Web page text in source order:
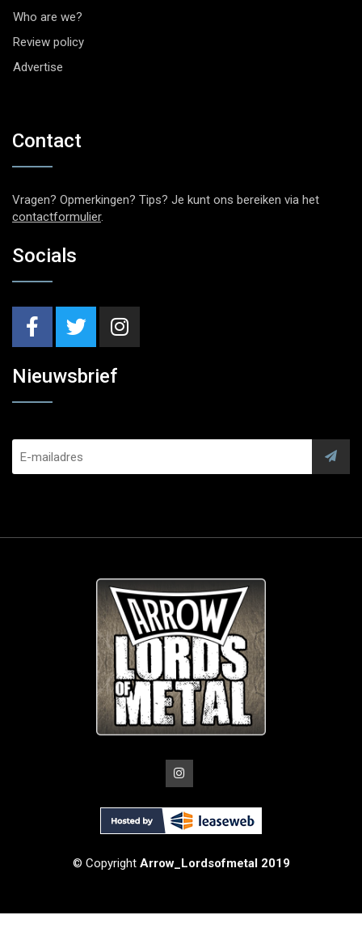
Who are we?
Review policy
Advertise
Contact
Vragen? Opmerkingen? Tips? Je kunt ons bereiken via het
contactformulier.
Socials
Nieuwsbrief
© Copyright Arrow_Lordsofmetal 2019